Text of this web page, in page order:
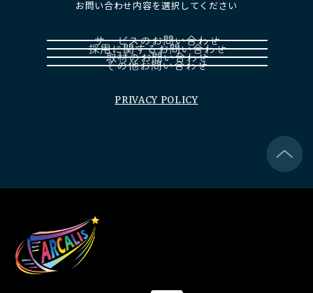
お問い合わせ内容を選択してください
PRIVACY POLICY